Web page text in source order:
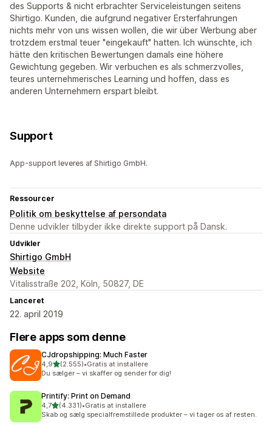
des Supports & nicht erbrachter Serviceleistungen seitens
Shirtigo. Kunden, die aufgrund negativer Ersterfahrungen
nichts mehr von uns wissen wollen, die wir über Werbung aber
trotzdem erstmal teuer "eingekauft" hatten. Ich wünschte, ich
hätte den kritischen Bewertungen damals eine höhere
Gewichtung gegeben. Wir verbuchen es als schmerzvolles,
teures unternehmerisches Learning und hoffen, dass es
anderen Unternehmern erspart bleibt.
Support
App-support leveres af Shirtigo GmbH.
Ressourcer
Politik om beskyttelse af persondata
Denne udvikler tilbyder ikke direkte support på Dansk.
Udvikler
Shirtigo GmbH
Website
Vitalisstraße 202, Köln, 50827, DE
Lanceret
22. april 2019
Flere apps som denne
CJdropshipping: Much Faster
4,9ud af 5 stjerner
(2.555)
2555 anmeldelser i alt
•Gratis at installere
Du sælger – vi skaffer og sender for dig!
Printify: Print on Demand
4,7ud af 5 stjerner
(4.331)
4331 anmeldelser i alt
•Gratis at installere
Skab og sælg specialfremstillede produkter – vi tager os af resten.